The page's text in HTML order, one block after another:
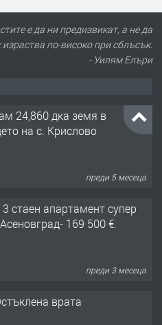
е да ни предизвикат, а не да
по-високо при сблъсък.
- Уилям Елъри
24,860 дка земя в
на с. Крислово
преди 5 месеца
стаен апартамент супер
169 500 €.
преди 3 месеца
врата